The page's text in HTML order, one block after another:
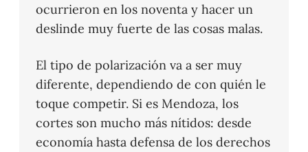
ocurrieron en los noventa y hacer un
deslinde muy fuerte de las cosas malas.
El tipo de polarización va a ser muy
diferente, dependiendo de con quién le
toque competir. Si es Mendoza, los
cortes son mucho más nítidos: desde
economía hasta defensa de los derechos